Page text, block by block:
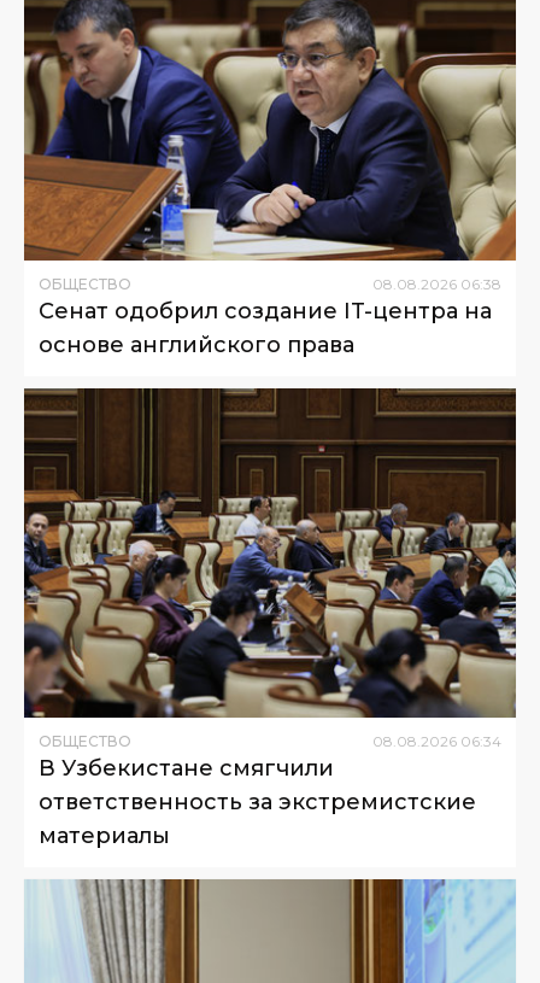
ОБЩЕСТВО 08.08.2026 06:38
Сенат одобрил создание IT-центра на
основе английского права
ОБЩЕСТВО 08 08 2026 06:34
В Узбекистане смягчили
ответственность за экстремистские
материалы